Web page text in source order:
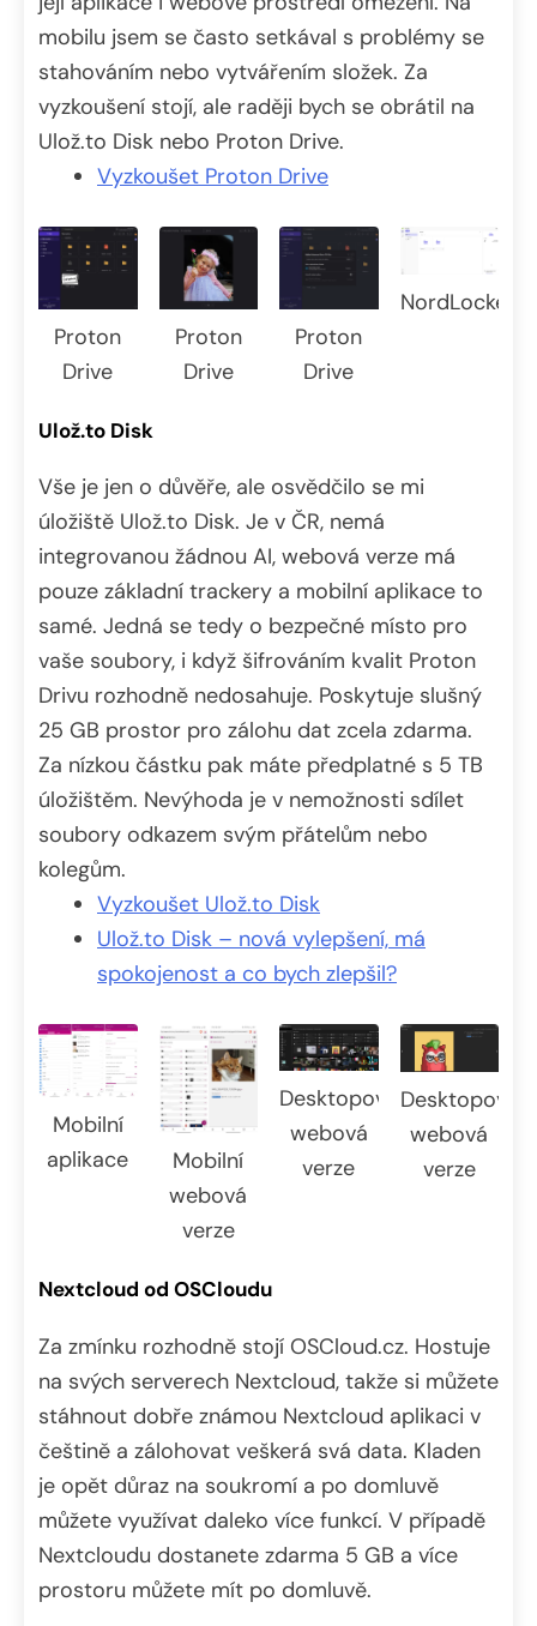
mobilu jsem se často setkával s problémy se
stahováním nebo vytvářením složek. Za
vyzkoušení stojí, ale raději bych se obrátil na
Ulož.to Disk nebo Proton Drive.
Vyzkoušet Proton Drive
Proton
Drive
Proton
Drive
Proton
Drive
NordLocker
Ulož.to Disk
Vše je jen o důvěře, ale osvědčilo se mi
úložiště Ulož.to Disk. Je v ČR, nemá
integrovanou žádnou AI, webová verze má
pouze základní trackery a mobilní aplikace to
samé. Jedná se tedy o bezpečné místo pro
vaše soubory, i když šifrováním kvalit Proton
Drivu rozhodně nedosahuje. Poskytuje slušný
25 GB prostor pro zálohu dat zcela zdarma.
Za nízkou částku pak máte předplatné s 5 TB
úložištěm. Nevýhoda je v nemožnosti sdílet
soubory odkazem svým přátelům nebo
kolegům.
Vyzkoušet Ulož.to Disk
Ulož.to Disk – nová vylepšení, má
spokojenost a co bych zlepšil?
Mobilní
aplikace
Mobilní
webová
verze
Desktopová
webová
verze
Desktopová
webová
verze
Nextcloud od OSCloudu
Za zmínku rozhodně stojí OSCloud.cz. Hostuje
na svých serverech Nextcloud, takže si můžete
stáhnout dobře známou Nextcloud aplikaci v
češtině a zálohovat veškerá svá data. Kladen
je opět důraz na soukromí a po domluvě
můžete využívat daleko více funkcí. V případě
Nextcloudu dostanete zdarma 5 GB a více
prostoru můžete mít po domluvě.